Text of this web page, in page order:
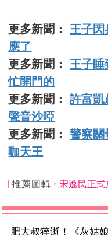
更多新聞： 王子閃
應了
更多新聞： 王子睡
忙開門的
更多新聞：許富凱
聲音沙啞
更多新聞：警察關
咖天王
推薦圖輯 宋逸民正
肥大叔猝逝！《灰姑